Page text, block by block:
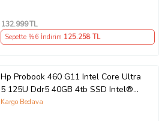
132.999TL
Sepette %6 İndirim 125.258TL
Hp Probook 460 G11 Intel Core Ultra
5 125U Ddr5 40GB 4tb SSD Intel®
Aı Boost 16" Wuxga IPS Freedos
Kargo Bedava